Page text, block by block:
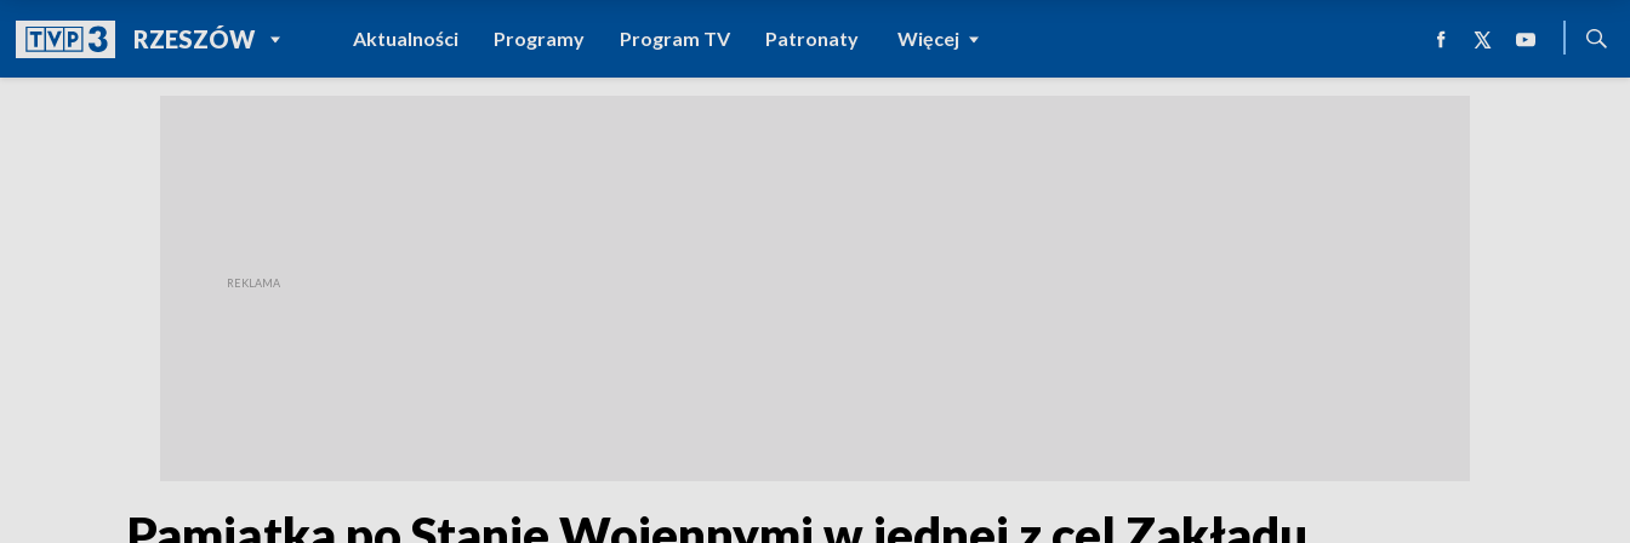
RZESZÓWPOWRÓT DO
TVP REGIONY
Aktualności Programy Program TV Patronaty Więcej